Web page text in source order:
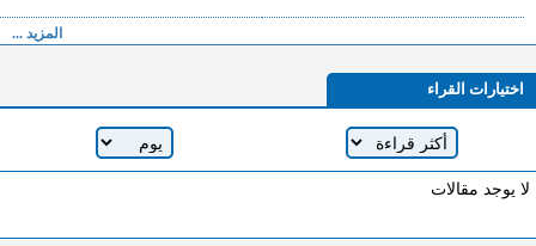
المزيد ...
اختيارات القراء
لا يوجد مقالات